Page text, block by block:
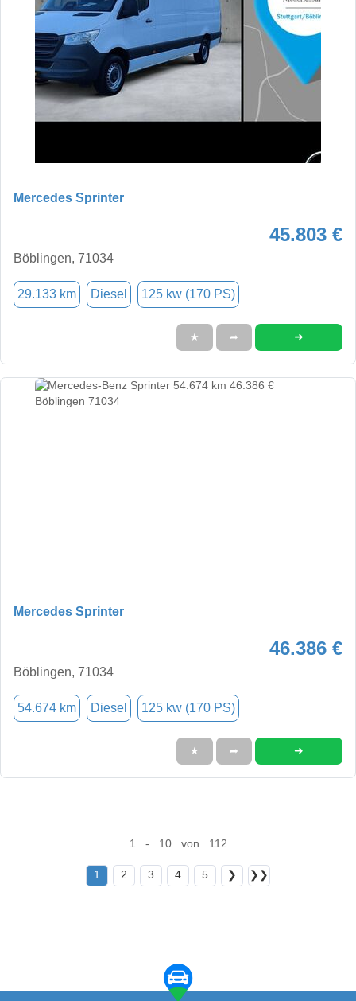
Mercedes Sprinter
45.803 €
Böblingen, 71034
29.133 km Diesel 125 kw (170 PS)
★ ➦ ➜
Mercedes Sprinter
46.386 €
Böblingen, 71034
54.674 km Diesel 125 kw (170 PS)
★ ➦ ➜
1 - 10 von 112
1 2 3 4 5 ❯ ❯❯